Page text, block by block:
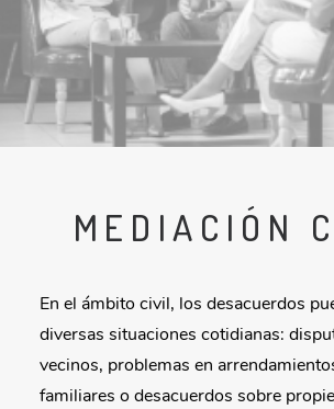
MEDIACIÓN
En el ámbito civil, los desacuerdos
diversas situaciones cotidianas:
vecinos, problemas en
familiares o desacuerdos sobre